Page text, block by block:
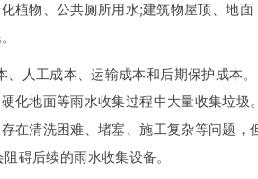
植物、公共厕所用水;建筑物屋顶、地面
工成本、运输成本和后期保护成本。
化地面等雨水收集过程中大量收集垃圾。
在清洗困难、堵塞、施工复杂等问题，
碍后续的雨水收集设备。